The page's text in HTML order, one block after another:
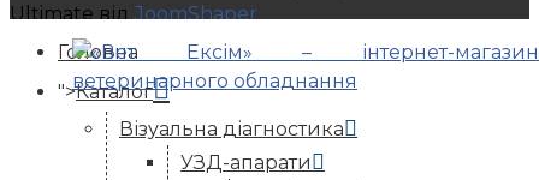
Ultimate відJoomShaper
Головна
">Каталог
Візуальна діагностика
УЗД-апарати